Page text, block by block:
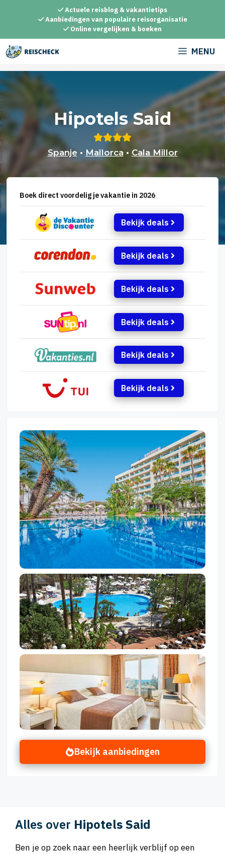
inhoud
Actuele reisblog & vakantietips
Aanbiedingen van populaire reisorganisatie
Online vergelijken & boeken
MENU
Hipotels Said
Spanje • Mallorca• Cala Millor
Bekijk aanbiedingen
Boek direct voordelig je vakantie in 2026
Bekijk deals
Bekijk deals
Bekijk deals
Bekijk deals
Bekijk deals
Bekijk deals
Alles over Hipotels Said
Ben je op zoek naar een heerlijk verblijf op een